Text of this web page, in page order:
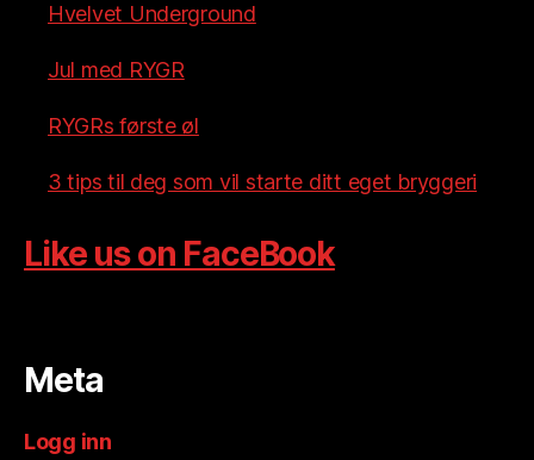
Hvelvet Underground
Jul med RYGR
RYGRs første øl
3 tips til deg som vil starte ditt eget bryggeri
Like us on FaceBook
Meta
Logg inn